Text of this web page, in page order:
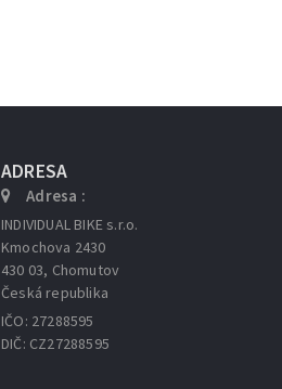
ADRESA
Adresa :
INDIVIDUAL BIKE s.r.o.
Kmochova 2430
430 03, Chomutov
Česká republika
IČO: 27288595
DIČ: CZ27288595